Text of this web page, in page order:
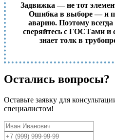
Задвижка — не тот
Ошибка в выборе — и
аварию. Поэтому
сверяйтесь с ГОСТами и
знает толк в
Остались вопросы?
Оставьте заявку для
специалистом!